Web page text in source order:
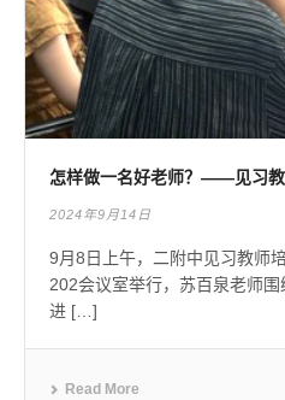
怎样做一名好老师？——见习
2024年9月14日
9月8日上午，二附中见习教师
202会议室举行，苏百泉老师围
进 […]
Read More